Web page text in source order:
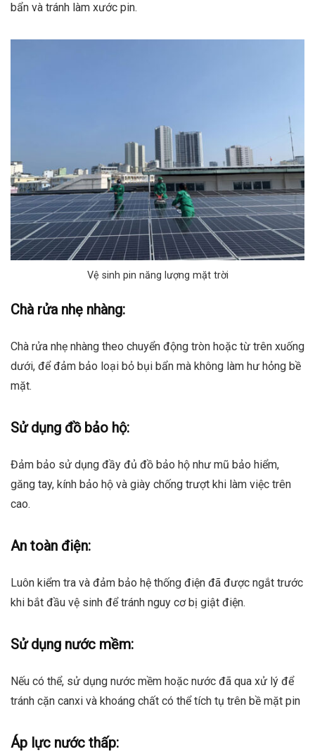
bẩn và tránh làm xước pin.
Vệ sinh pin năng lượng mặt trời
Chà rửa nhẹ nhàng:
Chà rửa nhẹ nhàng theo chuyển động tròn hoặc từ trên xuống
dưới, để đảm bảo loại bỏ bụi bẩn mà không làm hư hỏng bề
mặt.
Sử dụng đồ bảo hộ:
Đảm bảo sử dụng đầy đủ đồ bảo hộ như mũ bảo hiểm,
găng tay, kính bảo hộ và giày chống trượt khi làm việc trên
cao.
An toàn điện:
Luôn kiểm tra và đảm bảo hệ thống điện đã được ngắt trước
khi bắt đầu vệ sinh để tránh nguy cơ bị giật điện.
Sử dụng nước mềm:
Nếu có thể, sử dụng nước mềm hoặc nước đã qua xử lý để
tránh cặn canxi và khoáng chất có thể tích tụ trên bề mặt pin
Áp lực nước thấp: